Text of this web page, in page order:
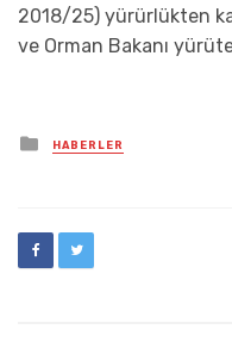
2018/25) yürürlükten
ve Orman Bakanı
Posted
in
HABERLER